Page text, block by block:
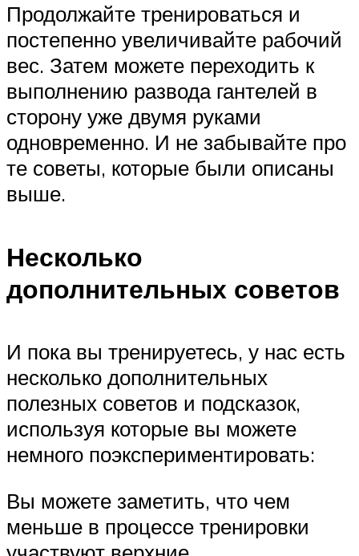
Продолжайте тренироваться и
постепенно увеличивайте рабочий
вес. Затем можете переходить к
выполнению развода гантелей в
сторону уже двумя руками
одновременно. И не забывайте про
те советы, которые были описаны
выше.
Несколько
дополнительных советов
И пока вы тренируетесь, у нас есть
несколько дополнительных
полезных советов и подсказок,
используя которые вы можете
немного поэкспериментировать:
Вы можете заметить, что чем
меньше в процессе тренировки